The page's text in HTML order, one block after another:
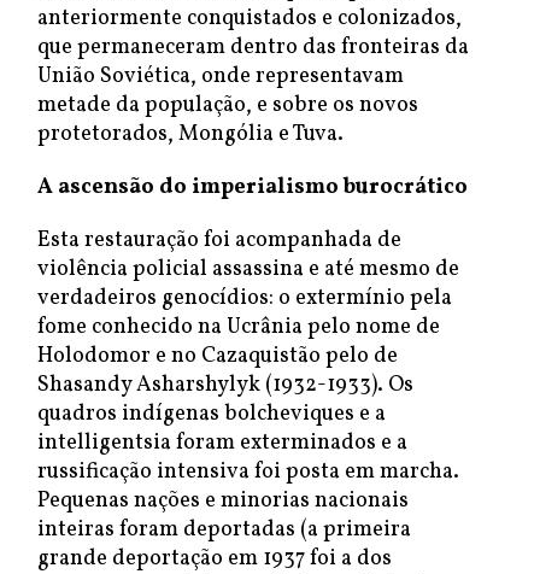
anteriormente conquistados e colonizados,
que permaneceram dentro das fronteiras da
União Soviética, onde representavam
metade da população, e sobre os novos
protetorados, Mongólia e Tuva.
A ascensão do imperialismo burocrático
Esta restauração foi acompanhada de
violência policial assassina e até mesmo de
verdadeiros genocídios: o extermínio pela
fome conhecido na Ucrânia pelo nome de
Holodomor e no Cazaquistão pelo de
Shasandy Asharshylyk (1932-1933). Os
quadros indígenas bolcheviques e a
intelligentsia foram exterminados e a
russificação intensiva foi posta em marcha.
Pequenas nações e minorias nacionais
inteiras foram deportadas (a primeira
grande deportação em 1937 foi a dos